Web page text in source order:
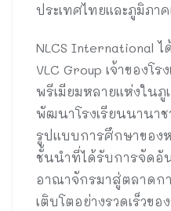
ประเทศไทยและภูมิภาค
NLCS International
VLC Group เจ้าของโ
พรีเมียมหลายแห่งในภู
พัฒนาโรงเรียนนานาช
รูปแบบการศึกษาของ
ชั้นนำที่ได้รับการจัด
อาณาจักรมาสู่ตลาดก
เติบโตอย่างรวดเร็วขอ